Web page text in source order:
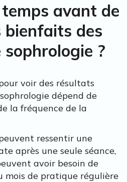
avant de
bienfaits des
sophrologie ?
voir des résultats
dépend de
la fréquence de la
ressentir une
après une seule séance,
avoir besoin de
mois de pratique régulière